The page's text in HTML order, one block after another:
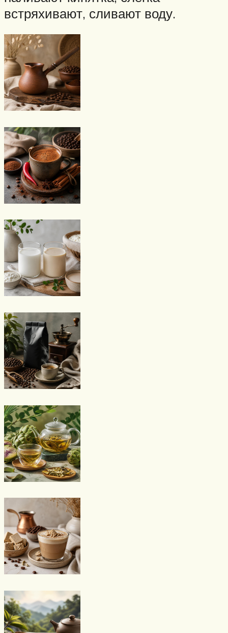
встряхивают, сливают воду.